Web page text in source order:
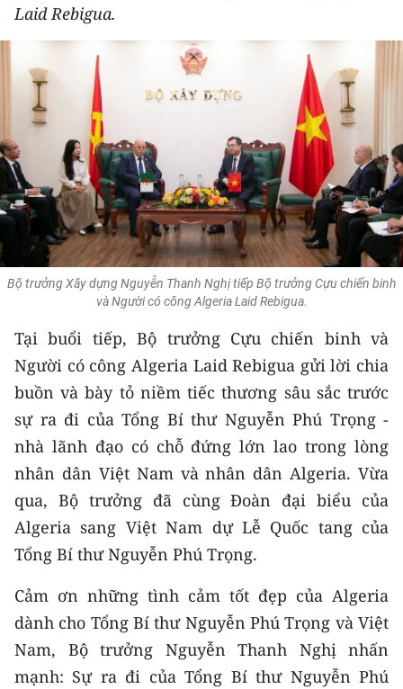
THẾ GIỚI
THỂ THAO
GIÁO DỤC
Y TẾ
KHOA HỌC - CÔNG NGHỆ
MÔI TRƯỜNG
BẠN ĐỌC
KIỂM CHỨNG THÔNG TIN
TRI THỨC CHUYÊN SÂU
54 DÂN TỘC VIỆT NAM
CHƯƠNG TRÌNH OCOP - MỖI XÃ
MỘT SẢN PHẨM
RADIO
MEDIA CENTER
E-Magazine
Laid Rebigua.
Bộ trưởng Xây dựng Nguyễn Thanh Nghị tiếp Bộ trưởng Cựu chiến binh
và Người có công Algeria Laid Rebigua.
Tại buổi tiếp, Bộ trưởng Cựu chiến binh và
Người có công Algeria Laid Rebigua gửi lời chia
buồn và bày tỏ niềm tiếc thương sâu sắc trước
sự ra đi của Tổng Bí thư Nguyễn Phú Trọng -
nhà lãnh đạo có chỗ đứng lớn lao trong lòng
nhân dân Việt Nam và nhân dân Algeria. Vừa
qua, Bộ trưởng đã cùng Đoàn đại biểu của
Algeria sang Việt Nam dự Lễ Quốc tang của
Tổng Bí thư Nguyễn Phú Trọng.
Cảm ơn những tình cảm tốt đẹp của Algeria
dành cho Tổng Bí thư Nguyễn Phú Trọng và Việt
Nam, Bộ trưởng Nguyễn Thanh Nghị nhấn
mạnh: Sự ra đi của Tổng Bí thư Nguyễn Phú